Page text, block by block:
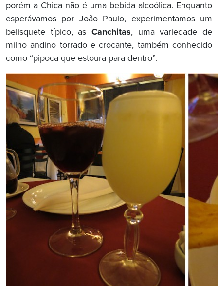
porém a Chica não é uma bebida alcoólica. Enquanto
esperávamos por João Paulo, experimentamos um
belisquete típico, as Canchitas, uma variedade de
milho andino torrado e crocante, também conhecido
como “pipoca que estoura para dentro”.